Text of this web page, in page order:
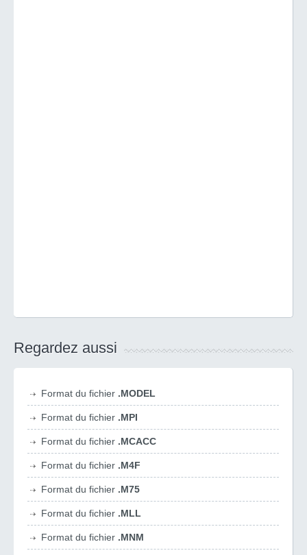
Regardez aussi
Format du fichier .MODEL
Format du fichier .MPI
Format du fichier .MCACC
Format du fichier .M4F
Format du fichier .M75
Format du fichier .MLL
Format du fichier .MNM